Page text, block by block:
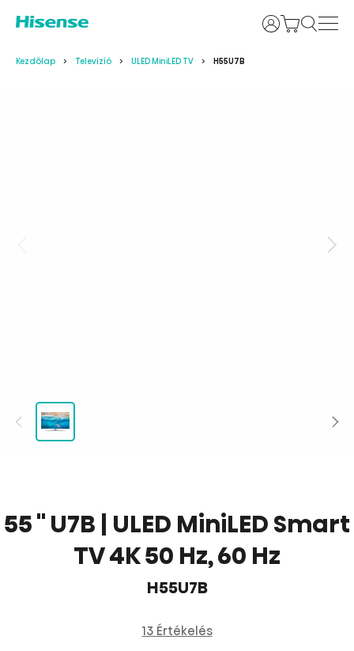
Bejelentkezés
Kezdőlap Televízíó ULED MiniLED TV H55U7B
55 '' U7B | ULED MiniLED Smart
TV 4K 50 Hz, 60 Hz
H55U7B
13 Értékelés